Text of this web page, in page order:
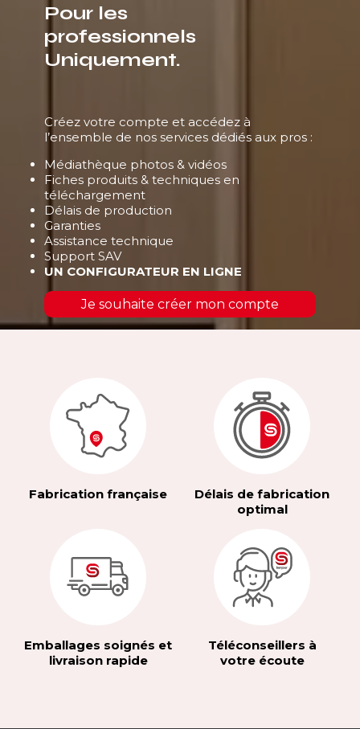
Pour les
professionnels
Uniquement.
Créez votre compte et accédez à
l’ensemble de nos services dédiés aux pros :
Médiathèque photos & vidéos
Fiches produits & techniques en
téléchargement
Délais de production
Garanties
Assistance technique
Support SAV
UN CONFIGURATEUR EN LIGNE
Je souhaite créer mon compte
Fabrication française
Délais de fabrication
optimal
Emballages soignés et
livraison rapide
Téléconseillers à
votre écoute